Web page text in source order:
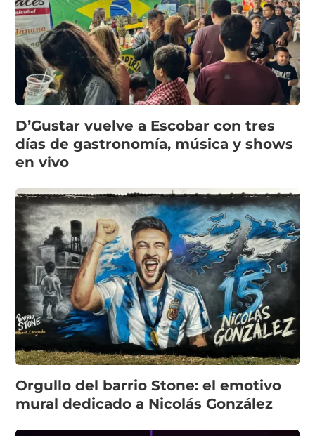
D’Gustar vuelve a Escobar con tres
días de gastronomía, música y shows
en vivo
Orgullo del barrio Stone: el emotivo
mural dedicado a Nicolás González